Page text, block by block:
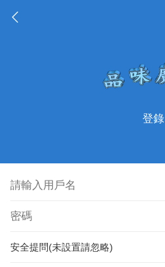
登錄
安全提問(未設置請忽略)